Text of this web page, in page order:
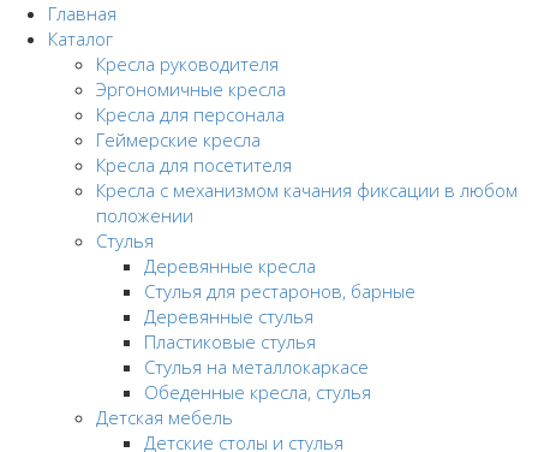
Главная
Каталог
Кресла руководителя
Эргономичные кресла
Кресла для персонала
Геймерские кресла
Кресла для посетителя
Кресла с механизмом качания фиксации в любом
положении
Стулья
Деревянные кресла
Стулья для рестаронов, барные
Деревянные стулья
Пластиковые стулья
Стулья на металлокаркасе
Обеденные кресла, стулья
Детская мебель
Детские столы и стулья